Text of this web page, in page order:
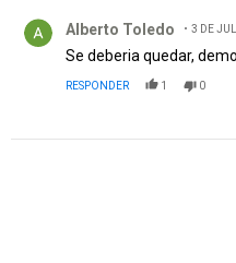
Alberto Toledo 3 DE
Se deberia quedar,
RESPONDER 1 0